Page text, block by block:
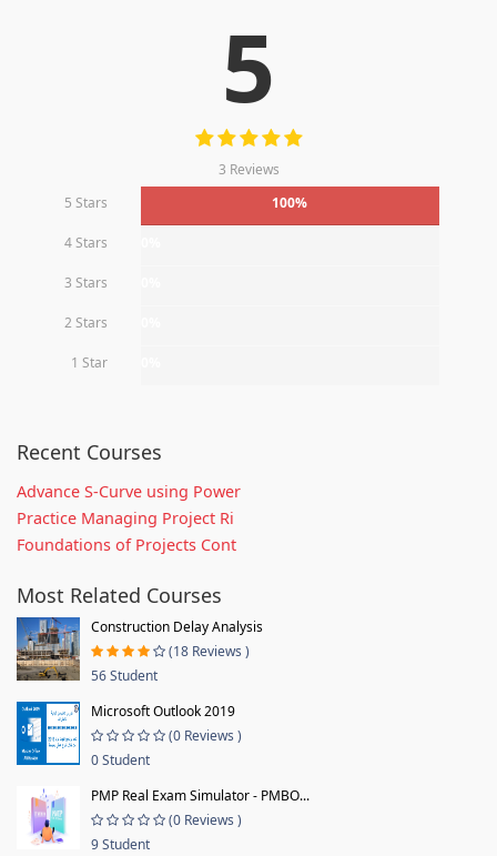
5
3 Reviews
5 Stars
100%
4 Stars
3 Stars
2 Stars
1 Star
Recent Courses
Advance S-Curve using Power
Practice Managing Project Ri
Foundations of Projects Cont
Most Related Courses
Construction Delay Analysis
(18 Reviews )
56 Student
Microsoft Outlook 2019
(0 Reviews )
0 Student
PMP Real Exam Simulator - PMBO...
(0 Reviews )
9 Student